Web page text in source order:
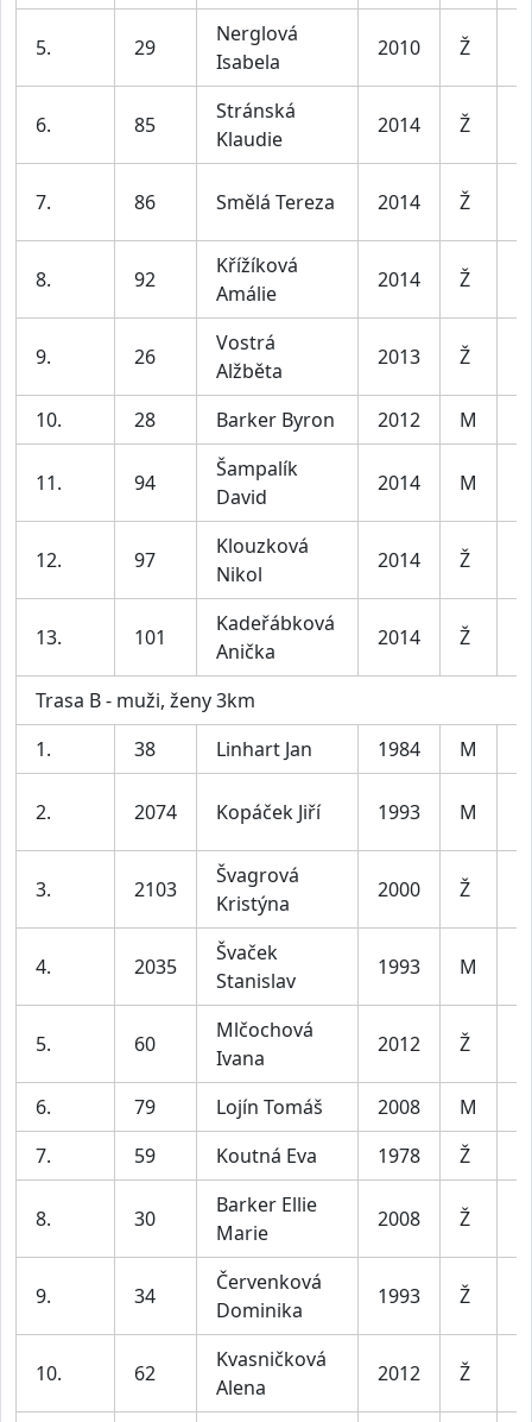
5. 29
Nerglová
Isabela
2010 Ž
6. 85
Stránská
Klaudie
2014 Ž
7. 86 Smělá Tereza 2014 Ž
8. 92
Křížíková
Amálie
2014 Ž
9. 26
Vostrá
Alžběta
2013 Ž
10. 28 Barker Byron 2012 M
11. 94
Šampalík
David
2014 M
12. 97
Klouzková
Nikol
2014 Ž
13. 101
Kadeřábková
Anička
2014 Ž
Trasa B - muži, ženy 3km
1.
38 Linhart Jan 1984 M
2. 2074 Kopáček Jiří 1993 M
3. 2103
Švagrová
Kristýna
2000 Ž
4. 2035
Švaček
Stanislav
1993 M
5. 60
Mlčochová
Ivana
2012 Ž
6. 79 Lojín Tomáš 2008
M
7.
59 Koutná Eva 1978 Ž
8. 30
Barker Ellie
Marie
2008 Ž
9. 34
Červenková
Dominika
1993 Ž
10. 62
Kvasničková
Alena
2012 Ž